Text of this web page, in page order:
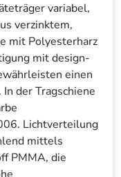
variabel,
verzinktem,
mit Polyesterharz
mit design-
einen
der Tragschiene
Lichtverteilung
mittels
PMMA, die